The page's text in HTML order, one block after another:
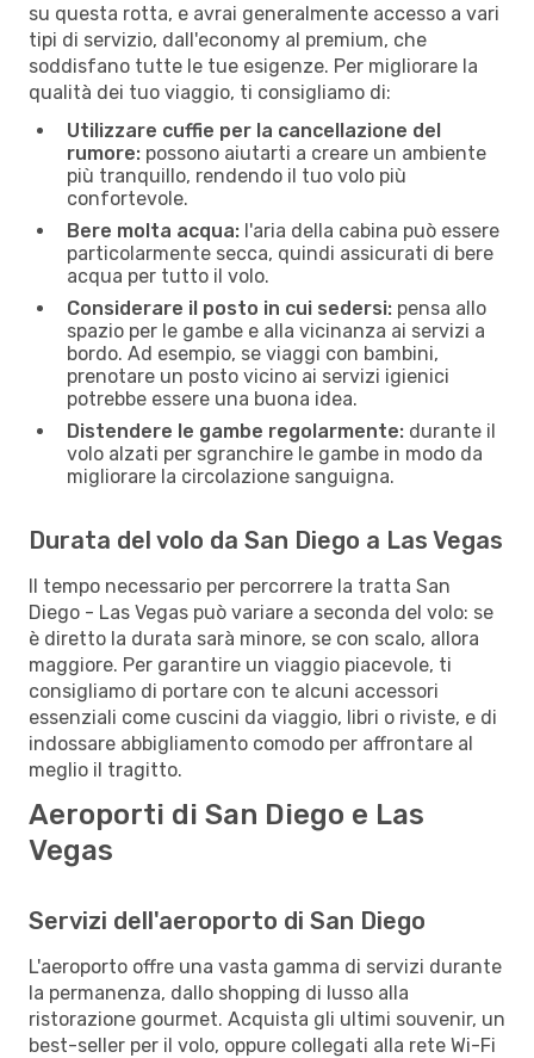
su questa rotta, e avrai generalmente accesso a vari
tipi di servizio, dall'economy al premium, che
soddisfano tutte le tue esigenze. Per migliorare la
qualità dei tuo viaggio, ti consigliamo di:
Utilizzare cuffie per la cancellazione del
rumore: possono aiutarti a creare un ambiente
più tranquillo, rendendo il tuo volo più
confortevole.
Bere molta acqua: l'aria della cabina può essere
particolarmente secca, quindi assicurati di bere
acqua per tutto il volo.
Considerare il posto in cui sedersi: pensa allo
spazio per le gambe e alla vicinanza ai servizi a
bordo. Ad esempio, se viaggi con bambini,
prenotare un posto vicino ai servizi igienici
potrebbe essere una buona idea.
Distendere le gambe regolarmente: durante il
volo alzati per sgranchire le gambe in modo da
migliorare la circolazione sanguigna.
Durata del volo da San Diego a Las Vegas
Il tempo necessario per percorrere la tratta San
Diego - Las Vegas può variare a seconda del volo: se
è diretto la durata sarà minore, se con scalo, allora
maggiore. Per garantire un viaggio piacevole, ti
consigliamo di portare con te alcuni accessori
essenziali come cuscini da viaggio, libri o riviste, e di
indossare abbigliamento comodo per affrontare al
meglio il tragitto.
Aeroporti di San Diego e Las
Vegas
Servizi dell'aeroporto di San Diego
L'aeroporto offre una vasta gamma di servizi durante
la permanenza, dallo shopping di lusso alla
ristorazione gourmet. Acquista gli ultimi souvenir, un
best-seller per il volo, oppure collegati alla rete Wi-Fi